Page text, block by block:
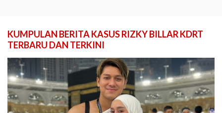
KUMPULAN BERITA KASUS RIZKY BILLAR KDRT
TERBARU DAN TERKINI